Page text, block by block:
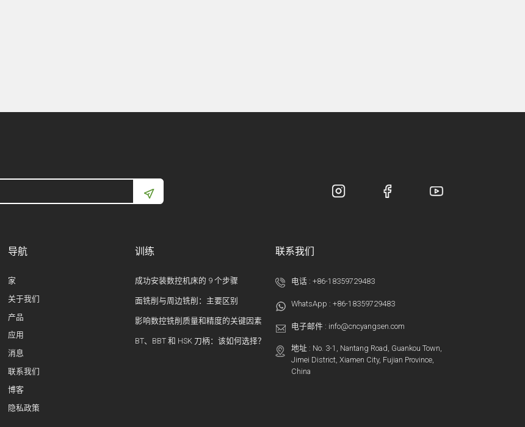
导航
家
关于我们
产品
应用
消息
联系我们
博客
隐私政策
训练
成功安装数控机床的 9 个步骤
面铣削与周边铣削：主要区别
影响数控铣削质量和精度的关键因素
BT、BBT 和 HSK 刀柄：该如何选择？
联系我们
电话 :+86-18359729483
WhatsApp :+86-18359729483
电子邮件 : info@cncyangsen.com
地址 : No. 3-1, Nantang Road, Guankou Town,
Jimei District, Xiamen City, Fujian Province,
China